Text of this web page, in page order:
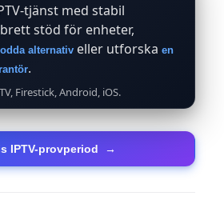
tjänst med stabil
stöd för enheter,
alternativ eller utforska en
.
Firestick, Android, iOS.
IPTV-provperiod →